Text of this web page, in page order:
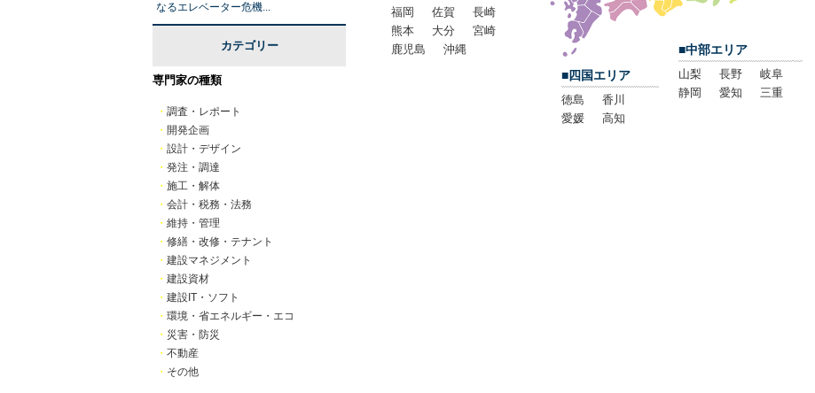
■中部エリア
山梨 長野
岐阜
静岡
愛知 三重
■四国エリア
徳島
香川
愛媛
高知
福岡 佐賀
長崎
熊本
大分
宮崎
鹿児島
沖縄
なるエレベーター危機...
カテゴリー
専門家の種類
・ 調査・レポート
・ 開発企画
・ 設計・デザイン
・ 発注・調達
・ 施工・解体
・ 会計・税務・法務
・ 維持・管理
・ 修繕・改修・テナント
・ 建設マネジメント
・ 建設資材
・ 建設IT・ソフト
・ 環境・省エネルギー・エコ
・ 災害・防災
・ 不動産
・ その他